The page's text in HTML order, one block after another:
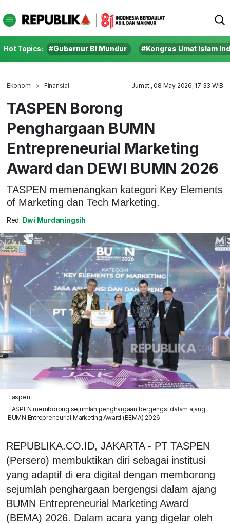
Hot Topics: #Gubernur BI Mundur #Kongres Umat Islam
Ekonomi Finansial Jumat , 08 May 2026, 17:33 WIB
TASPEN Borong
Penghargaan BUMN
Entrepreneurial Marketing
Award dan DEWI BUMN 2026
TASPEN memenangkan kategori Key Elements
of Marketing dan Tech Marketing.
Red: Dwi Murdaningsih
Taspen
TASPEN memborong sejumlah penghargaan bergengsi dalam ajang
BUMN Entrepreneurial Marketing Award (BEMA) 2026
REPUBLIKA.CO.ID, JAKARTA - PT TASPEN
(Persero) membuktikan diri sebagai institusi
yang adaptif di era digital dengan memborong
sejumlah penghargaan bergengsi dalam ajang
BUMN Entrepreneurial Marketing Award
(BEMA) 2026. Dalam acara yang digelar oleh